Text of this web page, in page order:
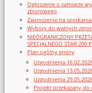
Ogłoszenie o zamiarze
zbiorowego
Zaproszenie na
Wybory do walnych
NIEOGRANICZONY
SPECJALNEGO STAR 200
Plan ogólny gminy
Uzgodnienia
Uzgodnienia
Uzgodnienia
Projekt przekazany do